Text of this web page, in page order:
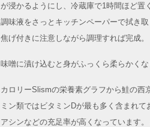
が浸かるようにし、冷蔵庫で1時間ほど置
調味液をさっとキッチンペーパーで拭き
焦げ付きに注意しながら調理すれば完成。
味噌に漬け込むと身がふっくら柔らかくな
カロリーSlismの栄養素グラフから鮭の西
ミン類ではビタミンDが最も多く含まれ
アシンなどの充足率が高くなっています